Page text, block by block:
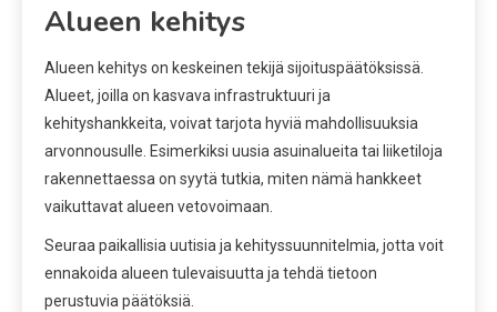
Alueen kehitys
Alueen kehitys on keskeinen tekijä sijoituspäätöksissä.
Alueet, joilla on kasvava infrastruktuuri ja
kehityshankkeita, voivat tarjota hyviä mahdollisuuksia
arvonnousulle. Esimerkiksi uusia asuinalueita tai liiketiloja
rakennettaessa on syytä tutkia, miten nämä hankkeet
vaikuttavat alueen vetovoimaan.
Seuraa paikallisia uutisia ja kehityssuunnitelmia, jotta voit
ennakoida alueen tulevaisuutta ja tehdä tietoon
perustuvia päätöksiä.